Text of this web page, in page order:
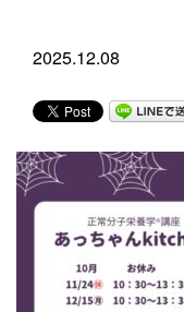
2025.12.08